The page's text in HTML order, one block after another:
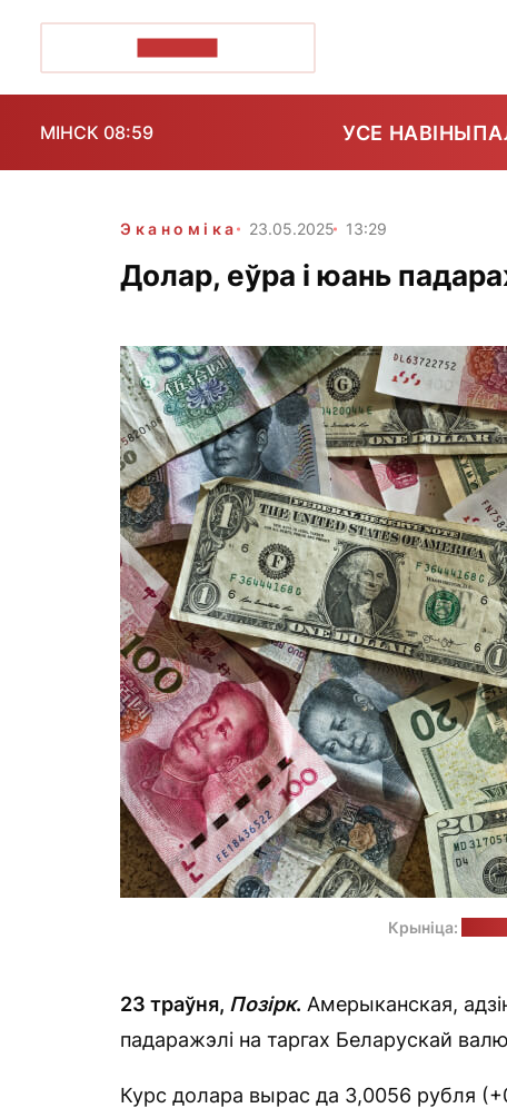
МІНСК 08:59 УСЕ НАВІНЫ
Эканоміка 23.05.2025 13:29
Долар, еўра і юань
Крыніца:
23 траўня, Позірк. Амерыканская,
падаражэлі на таргах Беларускай
Курс долара вырас да 3,0056 рубля